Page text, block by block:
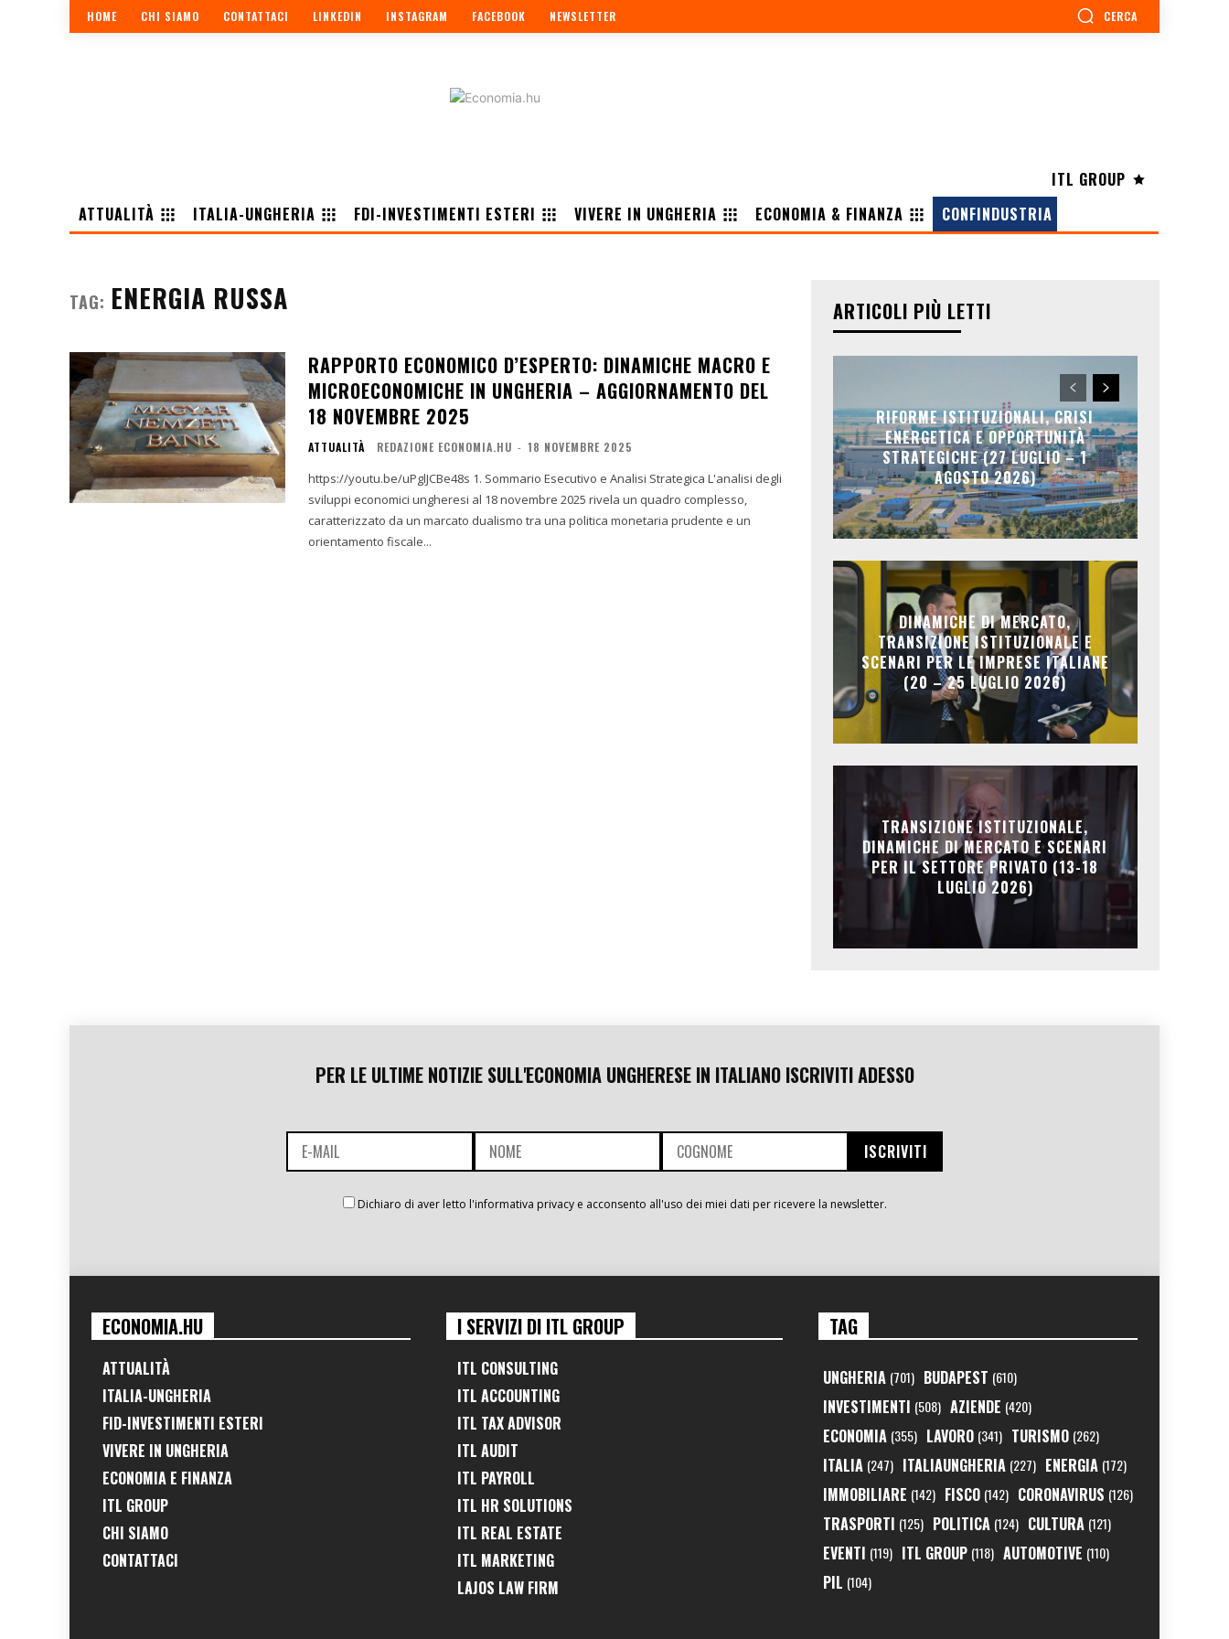
HOME CHI SIAMO CONTATTACI LINKEDIN INSTAGRAM FACEBOOK NEWSLETTER CERCA
ITL GROUP
ATTUALITÀ
ITALIA-UNGHERIA FDI-INVESTIMENTI ESTERI VIVERE IN UNGHERIA ECONOMIA & FINANZA CONFINDUSTRIA
TAG: ENERGIA RUSSA
RAPPORTO ECONOMICO D’ESPERTO: DINAMICHE MACRO E
MICROECONOMICHE IN UNGHERIA – AGGIORNAMENTO DEL
18 NOVEMBRE 2025
ATTUALITÀ REDAZIONE ECONOMIA.HU - 18 NOVEMBRE 2025
https://youtu.be/uPglJCBe48s 1. Sommario Esecutivo e Analisi Strategica L'analisi degli
sviluppi economici ungheresi al 18 novembre 2025 rivela un quadro complesso,
caratterizzato da un marcato dualismo tra una politica monetaria prudente e un
orientamento fiscale...
ARTICOLI PIÙ LETTI
RIFORME ISTITUZIONALI, CRISI
ENERGETICA E OPPORTUNITÀ
STRATEGICHE (27 LUGLIO – 1
AGOSTO 2026)
DINAMICHE DI MERCATO,
TRANSIZIONE ISTITUZIONALE E
SCENARI PER LE IMPRESE ITALIANE
(20 – 25 LUGLIO 2026)
TRANSIZIONE ISTITUZIONALE,
DINAMICHE DI MERCATO E SCENARI
PER IL SETTORE PRIVATO (13-18
LUGLIO 2026)
PER LE ULTIME NOTIZIE SULL'ECONOMIA UNGHERESE IN ITALIANO ISCRIVITI ADESSO
Dichiaro di aver letto l'informativa privacy e acconsento all'uso dei miei dati per ricevere la newsletter.
ECONOMIA.HU
ATTUALITÀ
ITALIA-UNGHERIA
FID-INVESTIMENTI ESTERI
VIVERE IN UNGHERIA
ECONOMIA E FINANZA
ITL GROUP
CHI SIAMO
CONTATTACI
I SERVIZI DI ITL GROUP
ITL CONSULTING
ITL ACCOUNTING
ITL TAX ADVISOR
ITL AUDIT
ITL PAYROLL
ITL HR SOLUTIONS
ITL REAL ESTATE
ITL MARKETING
LAJOS LAW FIRM
TAG
UNGHERIA (701) BUDAPEST (610)
INVESTIMENTI (508) AZIENDE (420)
ECONOMIA (355) LAVORO (341) TURISMO (262)
ITALIA (247) ITALIAUNGHERIA (227) ENERGIA (172)
IMMOBILIARE (142) FISCO (142) CORONAVIRUS (126)
TRASPORTI (125) POLITICA (124) CULTURA (121)
EVENTI (119) ITL GROUP (118) AUTOMOTIVE (110)
PIL (104)